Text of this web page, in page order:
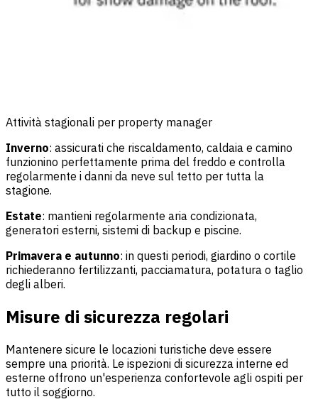
Attività stagionali per property manager
Inverno: assicurati che riscaldamento, caldaia e camino
funzionino perfettamente prima del freddo e controlla
regolarmente i danni da neve sul tetto per tutta la
stagione.
Estate: mantieni regolarmente aria condizionata,
generatori esterni, sistemi di backup e piscine.
Primavera e autunno: in questi periodi, giardino o cortile
richiederanno fertilizzanti, pacciamatura, potatura o taglio
degli alberi.
Misure di sicurezza regolari
Mantenere sicure le locazioni turistiche deve essere
sempre una priorità. Le ispezioni di sicurezza interne ed
esterne offrono un'esperienza confortevole agli ospiti per
tutto il soggiorno.